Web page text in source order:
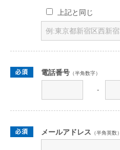
上記と同じ
電話番号 （半角数字）
-
メールアドレス （半角英数）